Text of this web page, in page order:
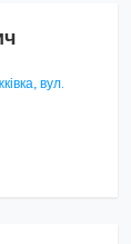
вул.